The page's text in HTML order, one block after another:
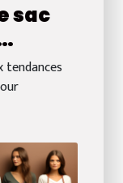
sac
tendances